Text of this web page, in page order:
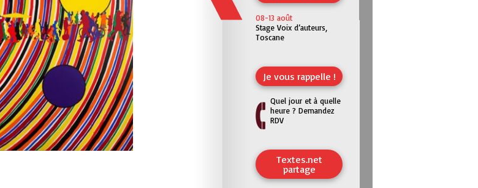
08-13 août
Stage Voix d’auteurs,
Toscane
Je vous rappelle !
Quel jour et à quelle
heure ? Demandez
RDV
Textes.net
partage